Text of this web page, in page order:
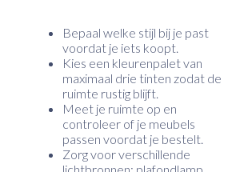
Bepaal welke stijl bij je past
voordat je iets koopt.
Kies een kleurenpalet van
maximaal drie tinten zodat de
ruimte rustig blijft.
Meet je ruimte op en
controleer of je meubels
passen voordat je bestelt.
Zorg voor verschillende